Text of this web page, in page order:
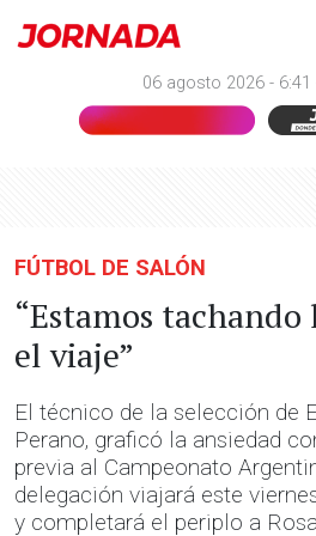
06 agosto 2026 - 6:41
FÚTBOL DE SALÓN
“Estamos tachando
el viaje”
El técnico de la selección de
Perano, graficó la ansiedad
previa al Campeonato
delegación viajará este
y completará el periplo a